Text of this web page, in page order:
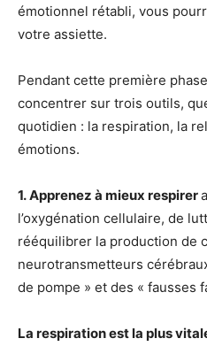
émotionnel rétabli, vous
votre assiette.
Pendant cette première
concentrer sur trois outils,
quotidien : la respiration, la
émotions.
1. Apprenez à mieux respirer
l’oxygénation cellulaire, de
rééquilibrer la production de
neurotransmetteurs
de pompe » et des « fausses
La respiration est la plus